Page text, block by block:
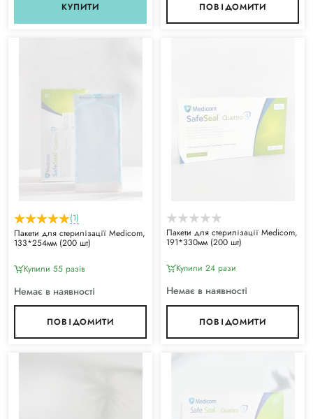
КУПИТИ ПОВІДОМИТИ
(1)
Пакети для стерилізації Medicom,
133*254мм (200 шт)
Купили 55 разiв
Немає в наявності
ПОВІДОМИТИ
Пакети для стерилізації Medicom,
191*330мм (200 шт)
Купили 24 рази
Немає в наявності
ПОВІДОМИТИ